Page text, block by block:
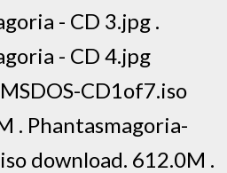
- CD 3.jpg .
- CD 4.jpg
CD1of7.iso
. Phantasmagoria-
download. 612.0M .